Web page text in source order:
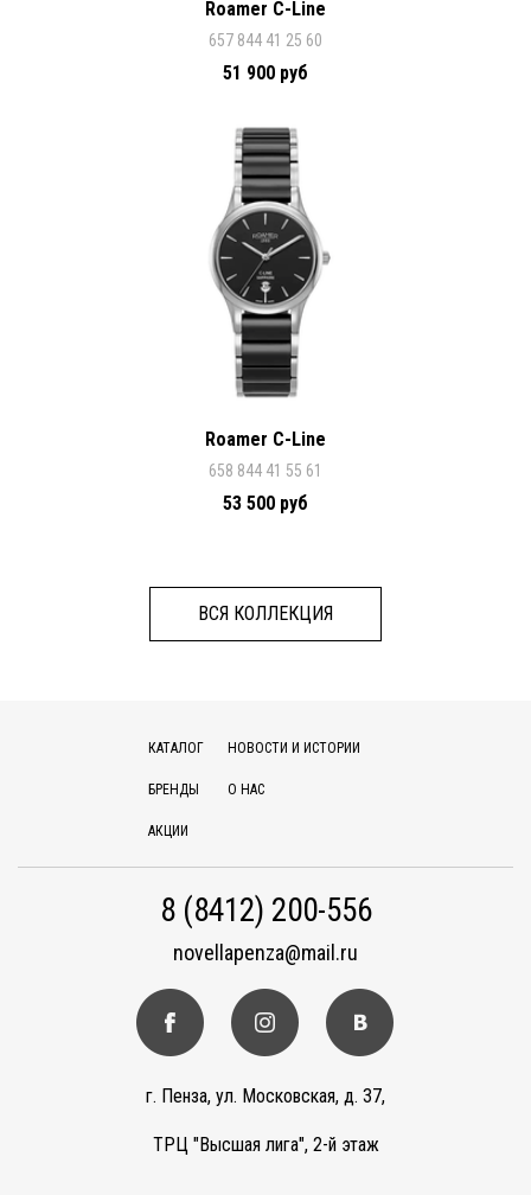
Roamer C-Line
657 844 41 25 60
51 900 руб
Roamer C-Line
658 844 41 55 61
53 500 руб
ВСЯ КОЛЛЕКЦИЯ
КАТАЛОГ
БРЕНДЫ
АКЦИИ
НОВОСТИ И ИСТОРИИ
О НАС
8 (8412) 200-556
novellapenza@mail.ru
г. Пенза, ул. Московская, д. 37,
ТРЦ "Высшая лига", 2-й этаж